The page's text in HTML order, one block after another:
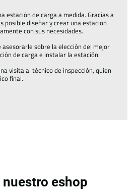
estación de carga a medida. Gracias a
posible diseñar y crear una estación
con sus necesidades.
sobre la elección del mejor
de carga e instalar la estación.
visita al técnico de inspección, quien
final.
nuestro eshop